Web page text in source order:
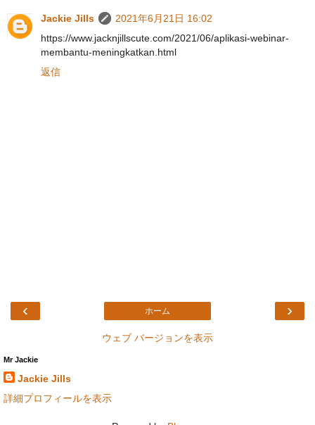
Jackie Jills
2021年6月21日 16:02
https://www.jacknjillscute.com/2021/06/aplikasi-webinar-
membantu-meningkatkan.html
返信
‹ ›
ホーム
ウェブ バージョンを表示
Mr Jackie
Jackie Jills
詳細プロフィールを表示